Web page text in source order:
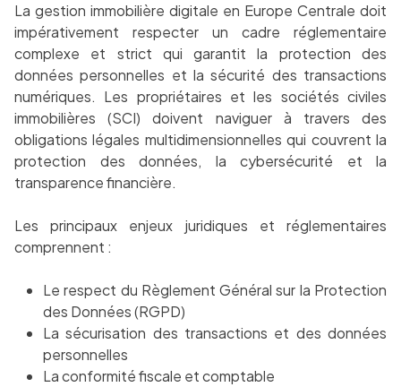
La gestion immobilière digitale en Europe Centrale doit
impérativement respecter un cadre réglementaire
complexe et strict qui garantit la protection des
données personnelles et la sécurité des transactions
numériques. Les propriétaires et les sociétés civiles
immobilières (SCI) doivent naviguer à travers des
obligations légales multidimensionnelles qui couvrent la
protection des données, la cybersécurité et la
transparence financière.
Les principaux enjeux juridiques et réglementaires
comprennent :
Le respect du Règlement Général sur la Protection
des Données (RGPD)
La sécurisation des transactions et des données
personnelles
La conformité fiscale et comptable